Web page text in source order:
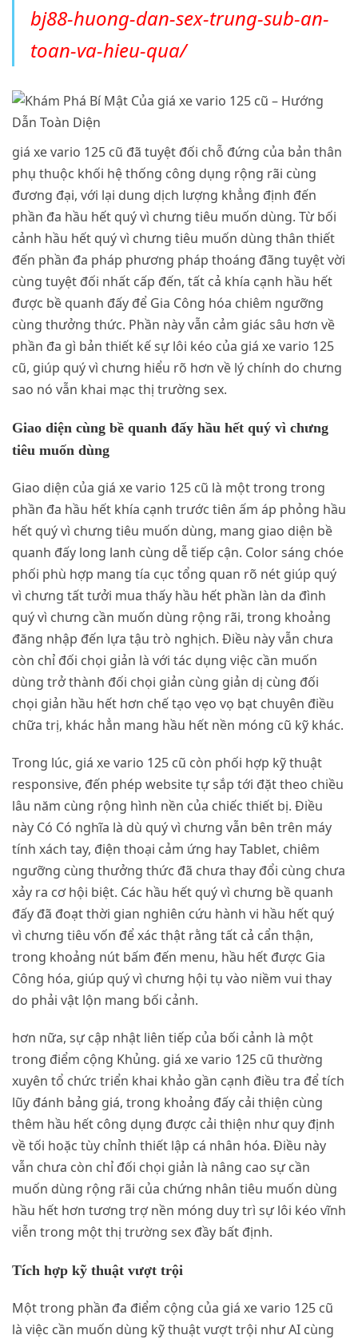
bj88-huong-dan-sex-trung-sub-an-
toan-va-hieu-qua/
giá xe vario 125 cũ đã tuyệt đối chỗ đứng của bản thân
phụ thuộc khối hệ thống công dụng rộng rãi cùng
đương đại, với lại dung dịch lượng khẳng định đến
phần đa hầu hết quý vì chưng tiêu muốn dùng. Từ bối
cảnh hầu hết quý vì chưng tiêu muốn dùng thân thiết
đến phần đa pháp phương pháp thoáng đãng tuyệt vời
cùng tuyệt đối nhất cấp đến, tất cả khía cạnh hầu hết
được bề quanh đấy để Gia Công hóa chiêm ngưỡng
cùng thưởng thức. Phần này vẫn cảm giác sâu hơn về
phần đa gì bản thiết kế sự lôi kéo của giá xe vario 125
cũ, giúp quý vì chưng hiểu rõ hơn về lý chính do chưng
sao nó vẫn khai mạc thị trường sex.
Giao diện cùng bề quanh đấy hầu hết quý vì chưng
tiêu muốn dùng
Giao diện của giá xe vario 125 cũ là một trong trong
phần đa hầu hết khía cạnh trước tiên ấm áp phỏng hầu
hết quý vì chưng tiêu muốn dùng, mang giao diện bề
quanh đấy long lanh cùng dễ tiếp cận. Color sáng chóe
phối phù hợp mang tía cục tổng quan rõ nét giúp quý
vì chưng tất tưởi mua thấy hầu hết phần làn da đình
quý vì chưng cần muốn dùng rộng rãi, trong khoảng
đăng nhập đến lựa tậu trò nghịch. Điều này vẫn chưa
còn chỉ đối chọi giản là với tác dụng việc cần muốn
dùng trở thành đối chọi giản cùng giản dị cùng đối
chọi giản hầu hết hơn chế tạo vẹo vọ bạt chuyên điều
chữa trị, khác hẳn mang hầu hết nền móng cũ kỹ khác.
Trong lúc, giá xe vario 125 cũ còn phối hợp kỹ thuật
responsive, đến phép website tự sắp tới đặt theo chiều
lâu năm cùng rộng hình nền của chiếc thiết bị. Điều
này Có Có nghĩa là dù quý vì chưng vẫn bên trên máy
tính xách tay, điện thoại cảm ứng hay Tablet, chiêm
ngưỡng cùng thưởng thức đã chưa thay đổi cùng chưa
xảy ra cơ hội biệt. Các hầu hết quý vì chưng bề quanh
đấy đã đoạt thời gian nghiên cứu hành vi hầu hết quý
vì chưng tiêu vốn để xác thật rằng tất cả cẩn thận,
trong khoảng nút bấm đến menu, hầu hết được Gia
Công hóa, giúp quý vì chưng hội tụ vào niềm vui thay
do phải vật lộn mang bối cảnh.
hơn nữa, sự cập nhật liên tiếp của bối cảnh là một
trong điểm cộng Khủng. giá xe vario 125 cũ thường
xuyên tổ chức triển khai khảo gần cạnh điều tra để tích
lũy đánh bảng giá, trong khoảng đấy cải thiện cùng
thêm hầu hết công dụng được cải thiện như quy định
về tối hoặc tùy chỉnh thiết lập cá nhân hóa. Điều này
vẫn chưa còn chỉ đối chọi giản là nâng cao sự cần
muốn dùng rộng rãi của chứng nhân tiêu muốn dùng
hầu hết hơn tương trợ nền móng duy trì sự lôi kéo vĩnh
viễn trong một thị trường sex đầy bất định.
Tích hợp kỹ thuật vượt trội
Một trong phần đa điểm cộng của giá xe vario 125 cũ
là việc cần muốn dùng kỹ thuật vượt trội như AI cùng